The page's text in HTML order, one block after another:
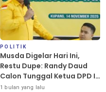
POLITIK
Musda Digelar Hari Ini,
Restu Dupe: Randy Daud
Calon Tunggal Ketua DPD II
Golkar Kota Kupang
1 bulan yang lalu